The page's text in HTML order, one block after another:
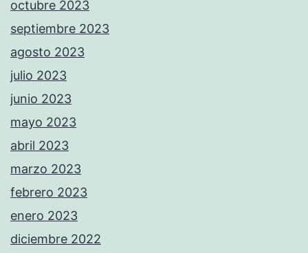
octubre 2023
septiembre 2023
agosto 2023
julio 2023
junio 2023
mayo 2023
abril 2023
marzo 2023
febrero 2023
enero 2023
diciembre 2022